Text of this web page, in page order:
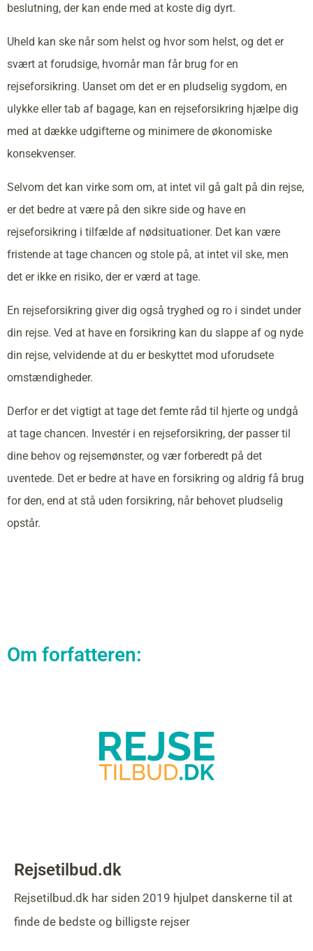
beslutning, der kan ende med at koste dig dyrt.
Uheld kan ske når som helst og hvor som helst, og det er
svært at forudsige, hvornår man får brug for en
rejseforsikring. Uanset om det er en pludselig sygdom, en
ulykke eller tab af bagage, kan en rejseforsikring hjælpe dig
med at dække udgifterne og minimere de økonomiske
konsekvenser.
Selvom det kan virke som om, at intet vil gå galt på din rejse,
er det bedre at være på den sikre side og have en
rejseforsikring i tilfælde af nødsituationer. Det kan være
fristende at tage chancen og stole på, at intet vil ske, men
det er ikke en risiko, der er værd at tage.
En rejseforsikring giver dig også tryghed og ro i sindet under
din rejse. Ved at have en forsikring kan du slappe af og nyde
din rejse, velvidende at du er beskyttet mod uforudsete
omstændigheder.
Derfor er det vigtigt at tage det femte råd til hjerte og undgå
at tage chancen. Investér i en rejseforsikring, der passer til
dine behov og rejsemønster, og vær forberedt på det
uventede. Det er bedre at have en forsikring og aldrig få brug
for den, end at stå uden forsikring, når behovet pludselig
opstår.
Om forfatteren:
Rejsetilbud.dk
Rejsetilbud.dk har siden 2019 hjulpet danskerne til at
finde de bedste og billigste rejser